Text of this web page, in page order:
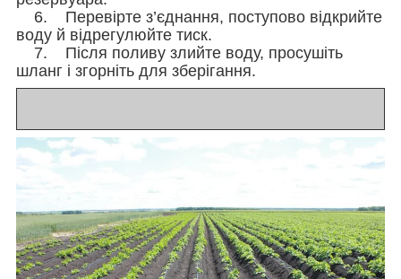
6. Перевірте з’єднання, поступово відкрийте
воду й відрегулюйте тиск.
7. Після поливу злийте воду, просушіть
шланг і згорніть для зберігання.